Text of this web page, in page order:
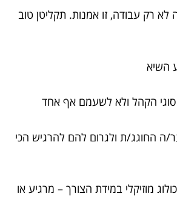
רק עבודה, זו אמנות. תקליטן טוב
השיא
הקהל ולא לשעמם אף אחד
ה החוגג/ת ולגרום להם להרגיש הכי
מוזיקלי במידת הצורך – מרגיע או